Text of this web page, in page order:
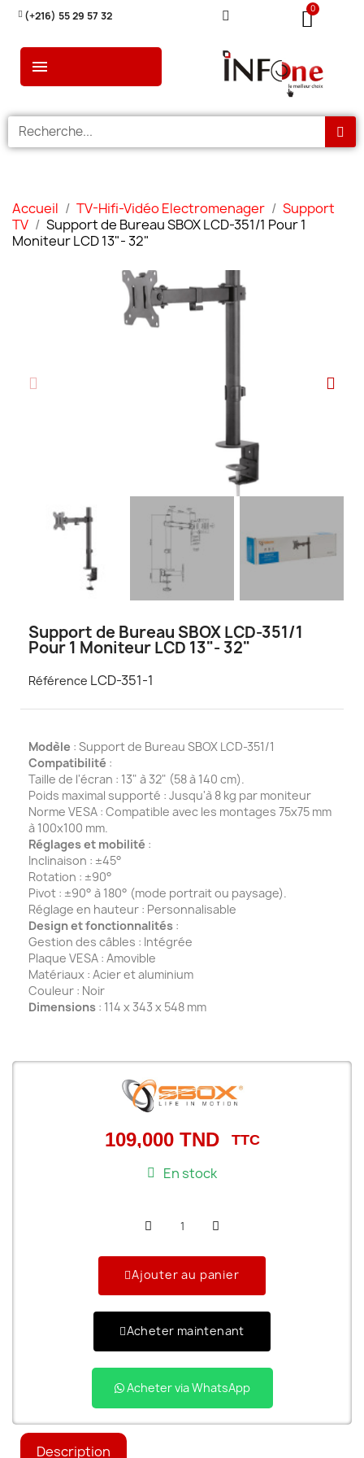
(+216) 55 29 57 32
Accueil TV-Hifi-Vidéo Electromenager
Support
TV
Support de Bureau SBOX LCD-351/1 Pour 1
Moniteur LCD 13"- 32"
Support de Bureau SBOX LCD-351/1
Pour 1 Moniteur LCD 13"- 32"
Référence LCD-351-1
Modèle : Support de Bureau SBOX LCD-351/1
Compatibilité :
Taille de l'écran : 13" à 32" (58 à 140 cm).
Poids maximal supporté : Jusqu'à 8 kg par moniteur
Norme VESA : Compatible avec les montages 75x75 mm
à 100x100 mm.
Réglages et mobilité :
Inclinaison : ±45°
Rotation : ±90°
Pivot : ±90° à 180° (mode portrait ou paysage).
Réglage en hauteur : Personnalisable
Design et fonctionnalités :
Gestion des câbles : Intégrée
Plaque VESA : Amovible
Matériaux : Acier et aluminium
Couleur : Noir
Dimensions : 114 x 343 x 548 mm
109,000 TND TTC
En stock
Ajouter au panier
Acheter maintenant
Acheter via WhatsApp
Description